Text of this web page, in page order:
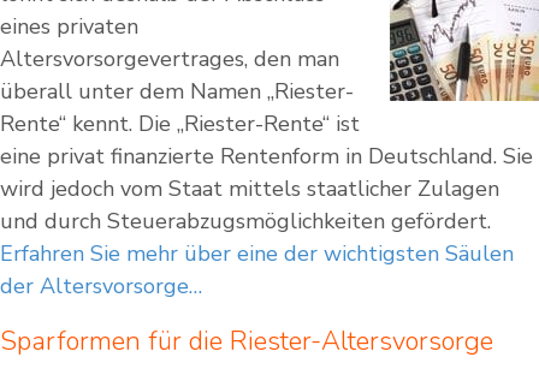
eines privaten
Altersvorsorgevertrages, den man
überall unter dem Namen „Riester-
Rente“ kennt. Die „Riester-Rente“ ist
eine privat finanzierte Rentenform in Deutschland. Sie
wird jedoch vom Staat mittels staatlicher Zulagen
und durch Steuerabzugsmöglichkeiten gefördert.
Erfahren Sie mehr über eine der wichtigsten Säulen
der Altersvorsorge…
Sparformen für die Riester-Altersvorsorge